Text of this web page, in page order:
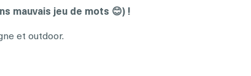
mauvais jeu de mots 😊) !
et outdoor.